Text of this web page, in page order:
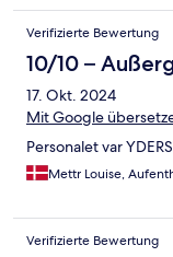
Verifizierte Bewertung
10/10 –
17. Okt. 2024
Mit Google
Personalet var
Mettr Louise,
Verifizierte Bewertung